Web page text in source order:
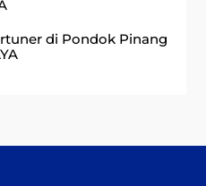
di Pondok Pinang